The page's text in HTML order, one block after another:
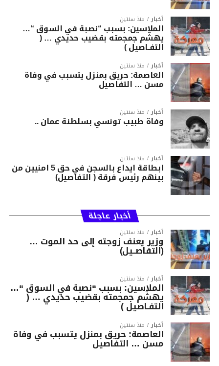
أخبار منذ سنتين
الملاسين: بسبب “نصبة في السوق “…
يهشّم جمجمته بقضيب حديدي … (
التفـاصيل )
أخبار منذ سنتين
العاصمة: حريق بمنزل يتسبب في وفاة
مسن … التفاصيل
أخبار منذ سنتين
وفاة طبيب تونسي بسلطنة عمان ..
أخبار منذ سنتين
ابطاقة ايداع بالسجن في حق 5 امنيين من
بينهم رئيس فرقة ( التفاصيل)
أخبار عاجلة
أخبار منذ سنتين
وزير يعنف زوجته إلى حد الموت …
(التفاصــيل)
أخبار منذ سنتين
الملاسين: بسبب “نصبة في السوق “…
يهشّم جمجمته بقضيب حديدي … (
التفـاصيل )
أخبار منذ سنتين
العاصمة: حريق بمنزل يتسبب في وفاة
مسن … التفاصيل